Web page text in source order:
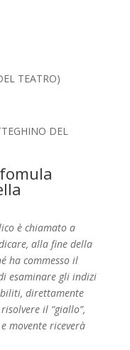
TEATRO)
DEL
è chiamato a
alla fine della
ha commesso il
esaminare gli indizi
direttamente
il “giallo”,
movente riceverà